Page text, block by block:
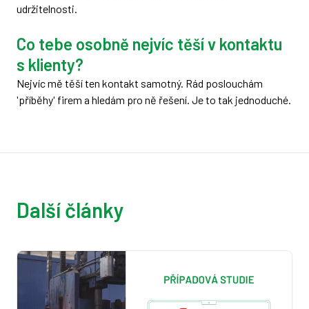
udržitelnosti.
Co tebe osobně nejvíc těší v kontaktu
s klienty?
Nejvíc mě těší ten kontakt samotný. Rád poslouchám
'příběhy' firem a hledám pro ně řešení. Je to tak jednoduché.
Další články